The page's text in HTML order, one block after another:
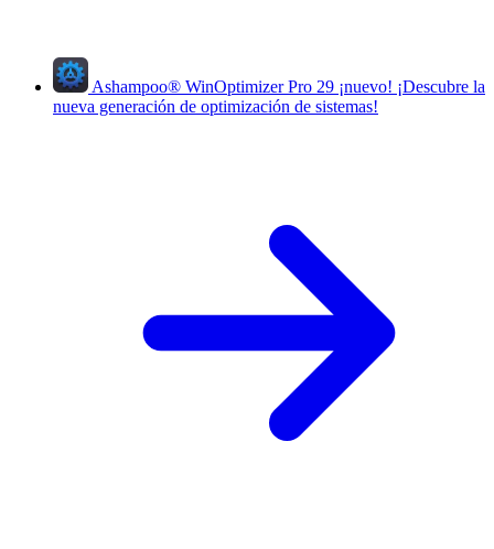
Ashampoo® WinOptimizer Pro 29 ¡nuevo! ¡Descubre la
nueva generación de optimización de sistemas!